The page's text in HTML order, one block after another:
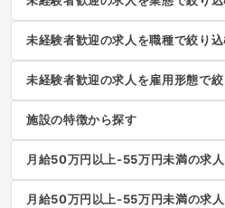
未経験者歓迎の求人を職種で絞り込
未経験者歓迎の求人を雇用形態で
施設の特徴から探す
月給50万円以上-55万円未満の求
月給50万円以上-55万円未満の求